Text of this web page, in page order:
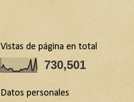
Vistas de página en total
730,501
Datos personales